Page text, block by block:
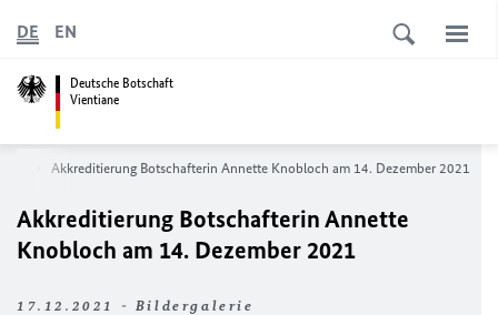
Deutsche Botschaft
Vientiane
DE EN
Akkreditierung Botschafterin Annette Knobloch am 14. Dezember 2021
Akkreditierung Botschafterin Annette
Knobloch am 14. Dezember 2021
17.12.2021 - Bildergalerie